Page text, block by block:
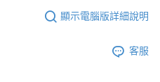
顯示電腦版詳細說明
客服